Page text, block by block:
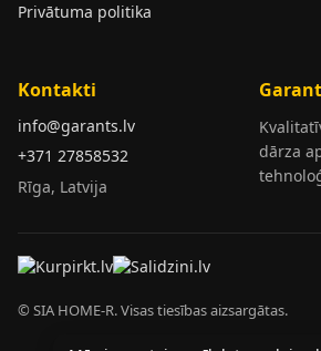
Privātuma politika
Kontakti
info@garants.lv
+371 27858532
Rīga, Latvija
dārza
© SIA HOME-R. Visas tiesības aizsargātas.